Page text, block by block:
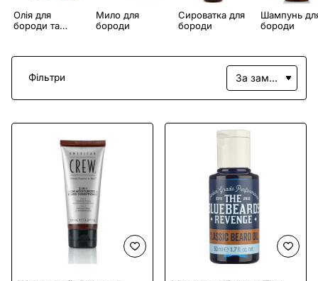
Олія для
бороди та
Мило для
бороди
Сироватка для
бороди
Шампунь
бороди
Фільтри